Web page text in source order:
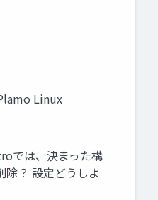
Linux
では、決まった構
？ 設定どうしよ